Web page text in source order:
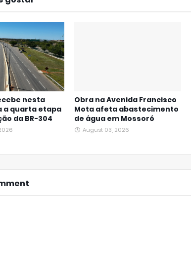
nesta
quarta etapa
da BR-304
Obra na Avenida Francisco
Mota afeta abastecimento
de água em Mossoró
August 03, 2026